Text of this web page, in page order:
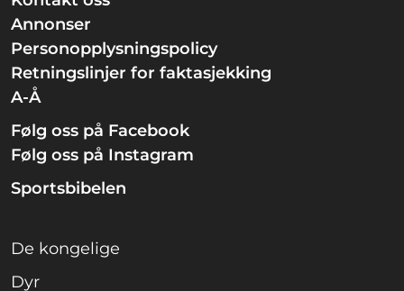
Annonser
Personopplysningspolicy
Retningslinjer for faktasjekking
A-Å
Følg oss på Facebook
Følg oss på Instagram
Sportsbibelen
De kongelige
Dyr